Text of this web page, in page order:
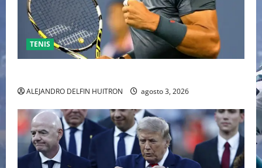
TENIS
ALEJANDRO DELFIN HUITRON agosto 3, 2026